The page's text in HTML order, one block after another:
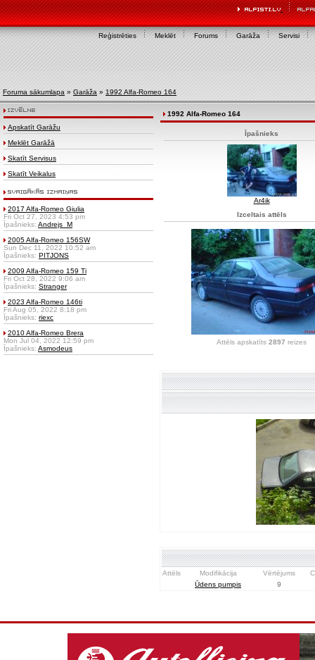
Reģistrēties Meklēt Forums Garāža Servisi
Foruma sākumlapa » Garāža » 1992 Alfa-Romeo 164
Apskatīt Garāžu
Meklēt Garāžā
Skatīt Servisus
Skatīt Veikalus
2017 Alfa-Romeo Giulia
Fri Oct 27, 2023 4:53 pm
Īpašnieks: Andrejs_M
2005 Alfa-Romeo 156SW
Sun Dec 11, 2022 10:52 am
Īpašnieks: PITJONS
2009 Alfa-Romeo 159 Ti
Fri Oct 28, 2022 9:06 am
Īpašnieks: Stranger
2023 Alfa-Romeo 146ti
Fri Aug 05, 2022 8:18 pm
Īpašnieks: riexc
2010 Alfa-Romeo Brera
Mon Jul 04, 2022 12:59 pm
Īpašnieks: Asmodeus
1992 Alfa-Romeo 164
Īpašnieks
Ar4ik
Izceltais attēls
Attēls apskatīts 2897 reizes
Attēls Modifikācija Vērtējums
Ūdens pumpis
9